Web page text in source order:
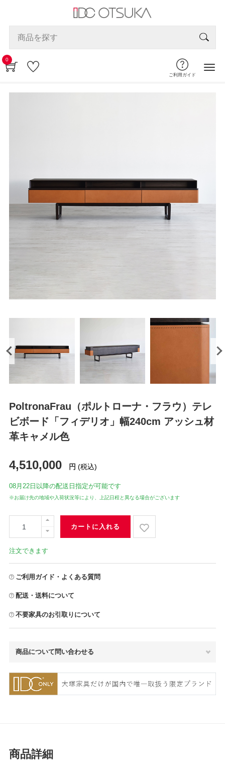
0
ご利用ガイド
PoltronaFrau（ポルトローナ・フラウ）テレ
ビボード「フィデリオ」幅240cm アッシュ材
革キャメル色
4,510,000 円 (税込)
08月22日 以降の配送日指定が可能です
※お届け先の地域や入荷状況等により、上記日程と異なる場合がございます
カートに入れる
注文できます
ご利用ガイド・よくある質問
配送・送料について
不要家具のお引取りについて
商品について問い合わせる
商品詳細